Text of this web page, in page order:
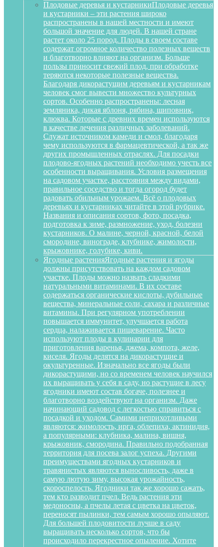
Плодовые деревья и кустарникиПлодовые деревья
и кустарники – эти растения широко
распространены в нашей местности и имеют
большой значение для людей. В нашей стране
растет около 25 пород. Плоды в своем составе
содержат огромное количество полезных веществ
и благотворно влияют на организм. Больше
пользы приносит свежий плод, при обработке
теряются некоторые полезные вещества.
Благодаря дикорастущим деревьям и кустарникам
человек смог вывести множество культурных
сортов. Особенно распространены: лесная
земляника, дикая яблоня, рябина, шиповник,
клюква. Которые с древних времен используются
в качестве лечения различных заболеваний.
Служат источником камеди и смол, благодаря
чему используются в фармацевтической, а так же
других промышленных отраслях. Для посадки
плодово-ягодных растений необходимо учесть все
особенности выращивания. Условия размещения
на садовом участке, расстояния между видами,
правильное соседство и тогда огород будет
радовать обильным урожаем. Всё о плодовых
деревьях и кустарниках читайте в этой рубрике.
Названия и описания сортов, фото, посадка,
подготовка к зиме, размножение, уход, болезни
кустарников. О малине, черной, красной, белой
смородине, винограде, клубнике, жимолости,
крыжовнике, голубике, киви.
Ягодные растенияЯгодные растения и ягоды
должны присутствовать на каждом садовом
участке. Плоды можно назвать сладкими
натуральными витаминами. В их составе
содержаться органические кислоты, дубильные
вещества, минеральные соли, сахара и различные
витамины. При регулярном употреблении
повышается иммунитет, улучшается работа
сердца, налаживается пищеварение. Часто
используют плоды в кулинарии для
приготовления варенья, джема, компота, желе,
киселя. Ягоды делятся на дикорастущие и
окультуренные. Изначально все ягоды были
дикорастущими, но со временем человек научился
их выращивать у себя в саду, но растущие в лесу
ягодники имеют состав богаче, полезнее и
благотворно воздействуют на организм. Даже
начинающий садовод с легкостью справиться с
посадкой и уходом. Самими неприхотливыми
являются: жимолость, ирга, облепиха, актинидия,
а популярными: клубника, малина, вишня,
крыжовник, смородина. Правильно подобранная
территория для посева залог успеха. Другими
преимуществами ягодных кустарников и
травянистых являются выносливость, даже в
самую лютую зиму, высокая урожайность,
скороспелость. Ягодники так же хорошо сажать,
тем кто разводит пчел. Ведь растения эти
медоносны, а пчелы летая с цветка на цветок,
переносят пылинки, тем самым хорошо опыляют.
Для большей плодовитости лучше в саду
выращивать несколько сортов, что бы
происходило перекрестное опыление. Хотите